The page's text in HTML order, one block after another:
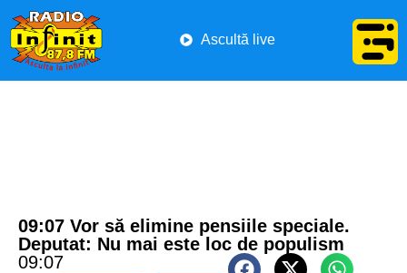
Ascultă live
09:07 Vor să elimine pensiile speciale.
Deputat: Nu mai este loc de populism
09:07